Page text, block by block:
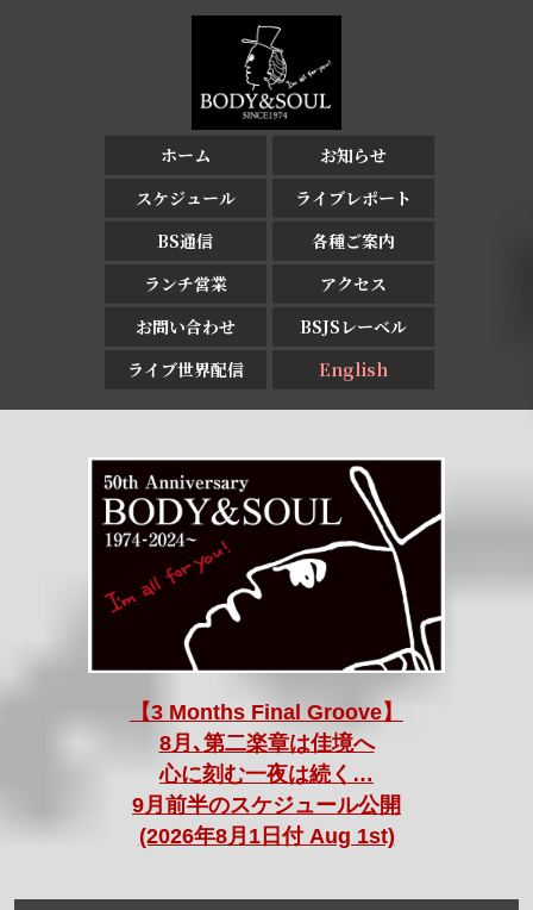
ホーム
お知らせ
スケジュール
ライブレポート
BS通信
各種ご案内
ランチ営業
アクセス
お問い合わせ
BSJSレーベル
ライブ世界配信
English
【3 Months Final Groove】
8月､第二楽章は佳境へ
心に刻む一夜は続く…
9月前半のスケジュール公開
(2026年8月1日付 Aug 1st)